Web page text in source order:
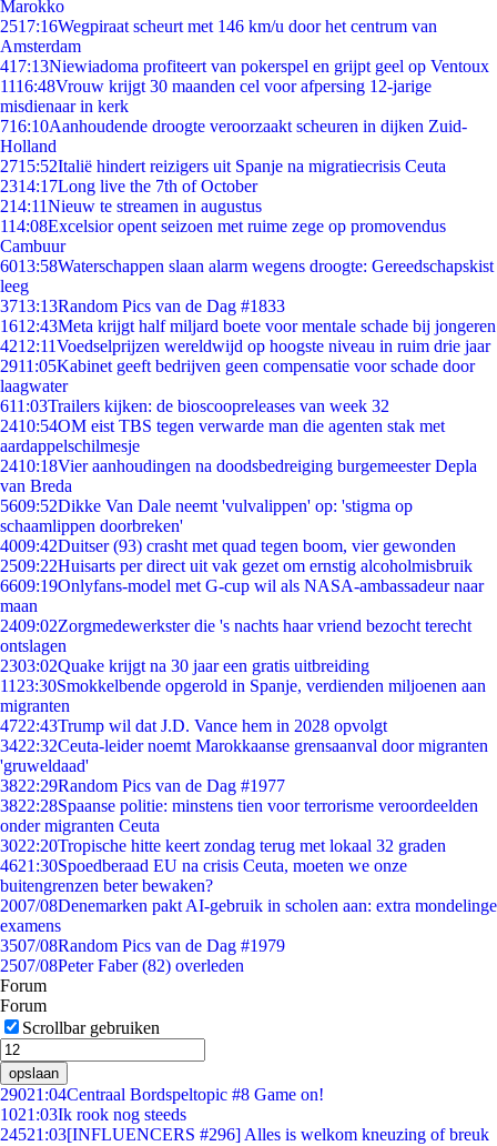
Marokko
2517:16Wegpiraat scheurt met 146 km/u door het centrum van
Amsterdam
417:13Niewiadoma profiteert van pokerspel en grijpt geel op Ventoux
1116:48Vrouw krijgt 30 maanden cel voor afpersing 12-jarige
misdienaar in kerk
716:10Aanhoudende droogte veroorzaakt scheuren in dijken Zuid-
Holland
2715:52Italië hindert reizigers uit Spanje na migratiecrisis Ceuta
2314:17Long live the 7th of October
214:11Nieuw te streamen in augustus
114:08Excelsior opent seizoen met ruime zege op promovendus
Cambuur
6013:58Waterschappen slaan alarm wegens droogte: Gereedschapskist
leeg
3713:13Random Pics van de Dag #1833
1612:43Meta krijgt half miljard boete voor mentale schade bij jongeren
4212:11Voedselprijzen wereldwijd op hoogste niveau in ruim drie jaar
2911:05Kabinet geeft bedrijven geen compensatie voor schade door
laagwater
611:03Trailers kijken: de bioscoopreleases van week 32
2410:54OM eist TBS tegen verwarde man die agenten stak met
aardappelschilmesje
2410:18Vier aanhoudingen na doodsbedreiging burgemeester Depla
van Breda
5609:52Dikke Van Dale neemt 'vulvalippen' op: 'stigma op
schaamlippen doorbreken'
4009:42Duitser (93) crasht met quad tegen boom, vier gewonden
2509:22Huisarts per direct uit vak gezet om ernstig alcoholmisbruik
6609:19Onlyfans-model met G-cup wil als NASA-ambassadeur naar
maan
2409:02Zorgmedewerkster die 's nachts haar vriend bezocht terecht
ontslagen
2303:02Quake krijgt na 30 jaar een gratis uitbreiding
11 23:30Smokkelbende opgerold in Spanje, verdienden miljoenen aan
migranten
4722:43Trump wil dat J.D. Vance hem in 2028 opvolgt
3422:32Ceuta-leider noemt Marokkaanse grensaanval door migranten
'gruweldaad'
3822:29Random Pics van de Dag #1977
3822:28Spaanse politie: minstens tien voor terrorisme veroordeelden
onder migranten Ceuta
3022:20Tropische hitte keert zondag terug met lokaal 32 graden
4621:30Spoedberaad EU na crisis Ceuta, moeten we onze
buitengrenzen beter bewaken?
2007/08Denemarken pakt AI-gebruik in scholen aan: extra mondelinge
examens
3507/08Random Pics van de Dag #1979
2507/08Peter Faber (82) overleden
Forum
Forum
Scrollbar gebruiken
opslaan
29021:04Centraal Bordspeltopic #8 Game on!
1021:03Ik rook nog steeds
24521:03[INFLUENCERS #296] Alles is welkom kneuzing of breuk